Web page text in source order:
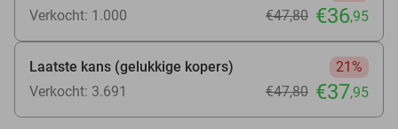
Verkocht: 1.000
€47,80 €36,95
Laatste kans (gelukkige kopers)
21%
Verkocht: 3.691
€47,80 €37,95